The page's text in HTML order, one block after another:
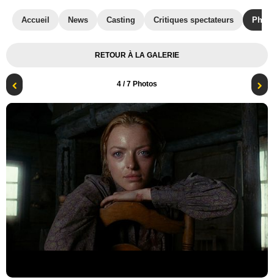
Accueil News Casting Critiques spectateurs
RETOUR À LA GALERIE
4 / 7 Photos